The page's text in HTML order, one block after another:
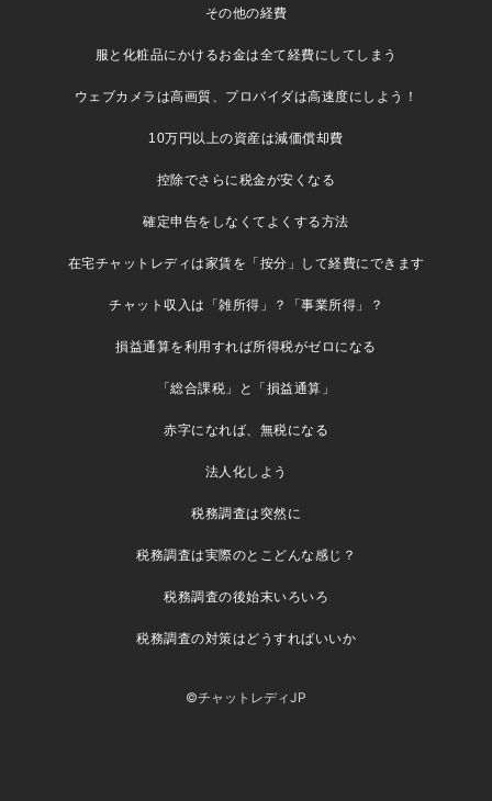
その他の経費
服と化粧品にかけるお金は全て経費にしてしまう
ウェブカメラは高画質、プロバイダは高速度にしよう！
10万円以上の資産は減価償却費
控除でさらに税金が安くなる
確定申告をしなくてよくする方法
在宅チャットレディは家賃を「按分」して経費にできます
チャット収入は「雑所得」？「事業所得」？
損益通算を利用すれば所得税がゼロになる
「総合課税」と「損益通算」
赤字になれば、無税になる
法人化しよう
税務調査は突然に
税務調査は実際のとこどんな感じ？
税務調査の後始末いろいろ
税務調査の対策はどうすればいいか
©チャットレディJP